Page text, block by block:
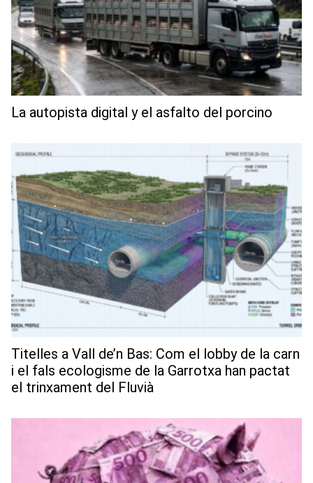
La autopista digital y el asfalto del porcino
Titelles a Vall de’n Bas: Com el lobby de la carn
i el fals ecologisme de la Garrotxa han pactat
el trinxament del Fluvià